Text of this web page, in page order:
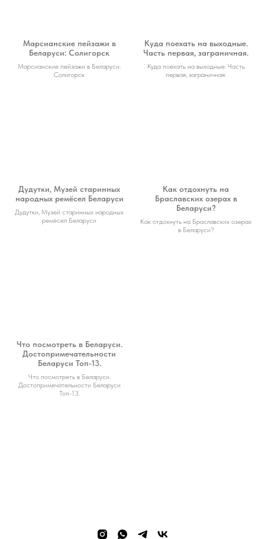
Марсианские пейзажи в
Беларуси: Солигорск
Марсианские пейзажи в Беларуси:
Солигорск
Куда поехать на выходные.
Часть первая, заграничная.
Куда поехать на выходные. Часть
первая, заграничная.
Дудутки, Музей старинных
народных ремёсел Беларуси
Дудутки, Музей старинных народных
ремёсел Беларуси
Как отдохнуть на
Браславских озерах в
Беларуси?
Как отдохнуть на Браславских озерах
в Беларуси?
Что посмотреть в Беларуси.
Достопримечательности
Беларуси Топ-13.
Что посмотреть в Беларуси.
Достопримечательности Беларуси
Топ-13.